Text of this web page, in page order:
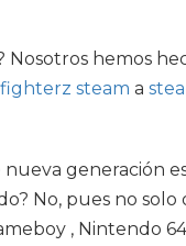
Nosotros hemos
steam a
nueva generación
No, pues no
, Nintendo